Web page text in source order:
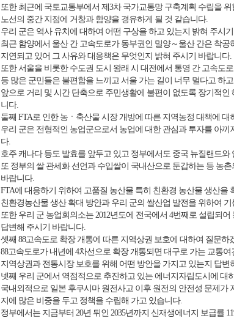
또한 최근에 국토교통부에서 제3차 국가교통망 구축계획 수립을
노선의 중간 지점에 거창과 함양을 경유하게 될 것 같습니다.
우리 군은 역사 유치에 대하여 어떤 구상을 하고 있는지 밝혀 주시
최근 함양에서 울산 간 고속도로가 동부권인 밀양～울산 간은 착
지연되고 있어 그 사유와 대응책은 무엇인지 밝혀 주시기 바랍니다.
또한 서울을 비롯한 수도권 도시 왕래 시 대전에서 통영 간 고속도
등 많은 군민들은 불편함을 느끼고 서울 가는 길이 너무 멀다고 하
앞으로 거리 및 시간 단축으로 주민생활에 불편이 없도록 장기적
니다.
둘째 FTA로 인한 농ㆍ축산물 시장 개방에 따른 지역농정 대책에 대
우리 군은 전형적인 농업군으로서 농업에 대한 관심과 투자를 아
다.
호주 캐나다 등도 발효를 앞두고 있고 정부에서도 중국 뉴질랜드
또 정부의 쌀 관세화 선언과 수입쌀이 국내산으로 둔갑하는 등 농
바랍니다.
FTA에 대응하기 위하여 고품질 농산물 특히 친환경 농산물 생산
친환경농산물 생산 확대 방안과 우리 군의 쌀산업 발전을 위하여
또한 우리 군 농업회의소는 2012년도에 전국에서 4번째로 설립되
답변해 주시기 바랍니다.
셋째 88고속도로 확장 개통에 따른 지역상권 보호에 대하여 질문하
88고속도로가 내년에 4차선으로 확장 개통되면 대구로 가는 교통
지역상권과 전통시장 보호를 위해 어떤 방안을 가지고 있는지 답변
넷째 우리 군에서 역점적으로 추진하고 있는 에너지자립도시에 대
국내외적으로 일본 후쿠시마 원전사고 이후 원전의 안전성 문제
지에 많은 비중을 두고 정책을 수립해 가고 있습니다.
정부에서는 지금부터 20년 뒤인 2035년까지 신재생에너지 보급률